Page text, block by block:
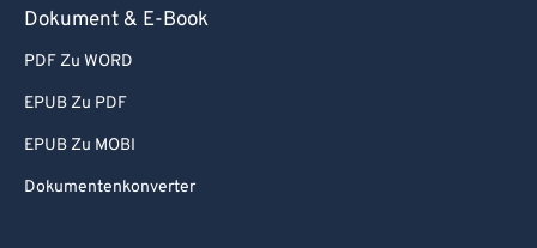
Dokument & E-Book
PDF Zu WORD
EPUB Zu PDF
EPUB Zu MOBI
Dokumentenkonverter